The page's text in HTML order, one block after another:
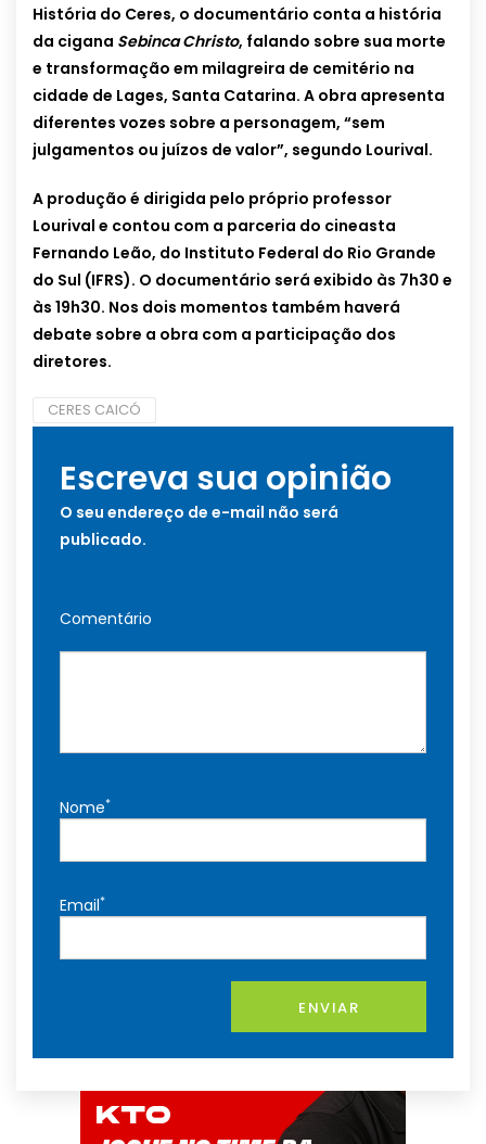
História do Ceres, o documentário conta a história
da cigana Sebinca Christo, falando sobre sua morte
e transformação em milagreira de cemitério na
cidade de Lages, Santa Catarina. A obra apresenta
diferentes vozes sobre a personagem, “sem
julgamentos ou juízos de valor”, segundo Lourival.
A produção é dirigida pelo próprio professor
Lourival e contou com a parceria do cineasta
Fernando Leão, do Instituto Federal do Rio Grande
do Sul (IFRS). O documentário será exibido às 7h30 e
às 19h30. Nos dois momentos também haverá
debate sobre a obra com a participação dos
diretores.
CERES CAICÓ
Escreva sua opinião
O seu endereço de e-mail não será
publicado.
Comentário
Nome*
Email*
ENVIAR